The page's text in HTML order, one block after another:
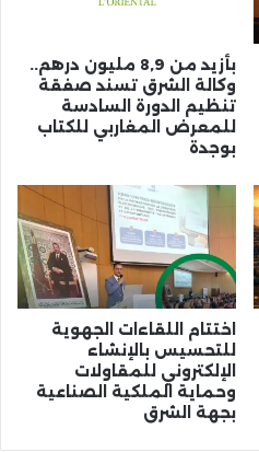
بأزيد من 8,9 مليون درهم..
وكالة الشرق تسند صفقة
تنظيم الدورة السادسة
للمعرض المغاربي للكتاب
بوجدة
اختتام اللقاءات الجهوية
للتحسيس بالإنشاء
الإلكتروني للمقاولات
وحماية الملكية الصناعية
بجهة الشرق